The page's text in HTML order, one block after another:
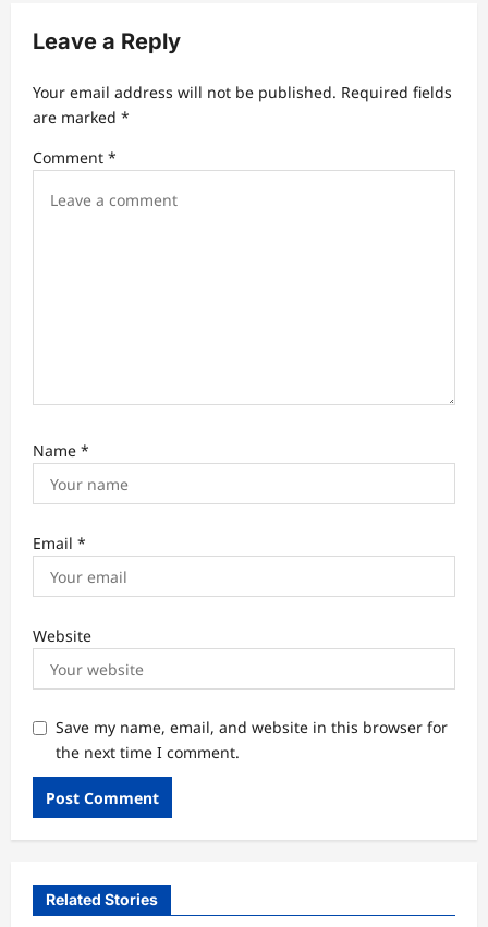
g
a
t
i
Leave a Reply
Your email address will not be published. Required fields
are marked *
Comment *
Name *
Email *
Website
Save my name, email, and website in this browser for
the next time I comment.
Related Stories